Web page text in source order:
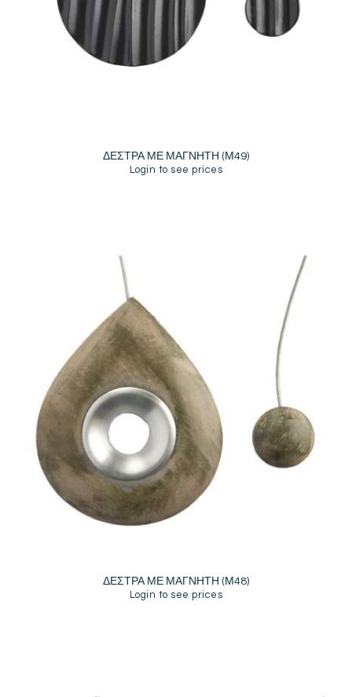
ΔΕΣΤΡΑ ΜΕ ΜΑΓΝΗΤΗ (Μ49)
Login to see prices
ΔΕΣΤΡΑ ΜΕ ΜΑΓΝΗΤΗ (Μ48)
Login to see prices